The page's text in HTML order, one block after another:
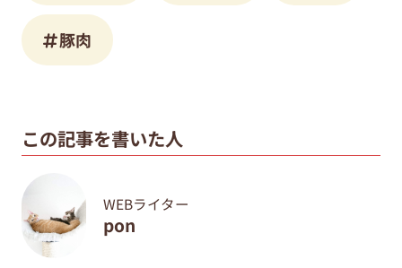
豚肉
この記事を書いた人
WEBライター
pon